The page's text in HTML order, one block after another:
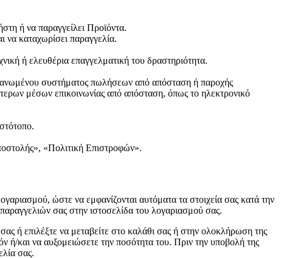
ή να παραγγείλει Προϊόντα.
να καταχωρίσει παραγγελία.
ή ελευθέρια επαγγελματική του δραστηριότητα.
συστήματος πωλήσεων από απόσταση ή παροχής
μέσων επικοινωνίας από απόσταση, όπως το ηλεκτρονικό
«Πολιτική Επιστροφών».
ώστε να εμφανίζονται αυτόματα τα στοιχεία σας κατά την
σας στην ιστοσελίδα του λογαριασμού σας.
ή επιλέξτε να μεταβείτε στο καλάθι σας ή στην ολοκλήρωση της
ή/και να αυξομειώσετε την ποσότητα του. Πριν την υποβολή της
σας.